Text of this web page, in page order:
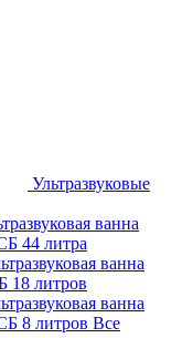
Ультразвуковые
ванна
44 литра
ванна
18 литров
ванна
8 литров Все